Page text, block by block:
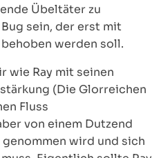
Übeltäter zu
sein, der erst mit
werden soll.
wie Ray mit seinen
(Die Glorreichen
Fluss
von einem Dutzend
wird und sich